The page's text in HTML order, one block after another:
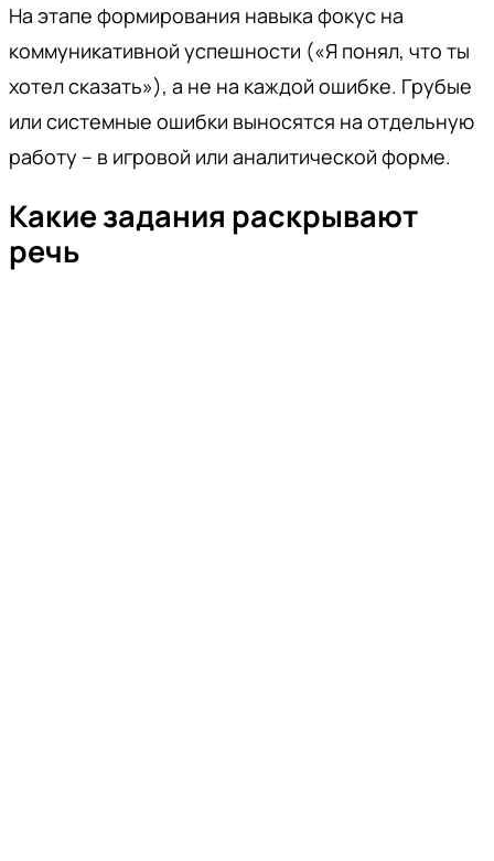
На этапе формирования навыка фокус на
коммуникативной успешности («Я понял, что ты
хотел сказать»), а не на каждой ошибке. Грубые
или системные ошибки выносятся на отдельную
работу – в игровой или аналитической форме.
Какие задания раскрывают
речь